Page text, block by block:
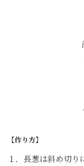
【作り方】
１．長葱は斜め切り